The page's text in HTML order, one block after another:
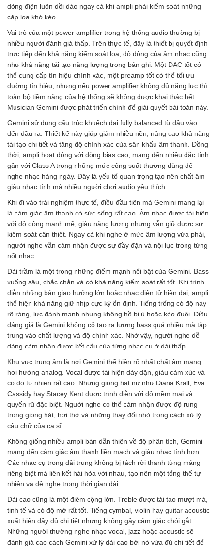
dòng điện luôn dồi dào ngay cả khi ampli phải kiểm soát những
cặp loa khó kéo.
Vai trò của một power amplifier trong hệ thống audio thường bị
nhiều người đánh giá thấp. Trên thực tế, đây là thiết bị quyết định
trực tiếp đến khả năng kiểm soát loa, độ động của âm nhạc cũng
như khả năng tái tạo năng lượng trong bản ghi. Một DAC tốt có
thể cung cấp tín hiệu chính xác, một preamp tốt có thể tối ưu
đường tín hiệu, nhưng nếu power amplifier không đủ năng lực thì
toàn bộ tiềm năng của hệ thống sẽ không được khai thác hết.
Musician Gemini được phát triển chính để giải quyết bài toán này.
Gemini sử dụng cấu trúc khuếch đại fully balanced từ đầu vào
đến đầu ra. Thiết kế này giúp giảm nhiễu nền, nâng cao khả năng
tái tạo chi tiết và tăng độ chính xác của sân khấu âm thanh. Đồng
thời, ampli hoạt động với dòng bias cao, mang đến nhiều đặc tính
gần với Class A trong những mức công suất thường dùng để
nghe nhạc hàng ngày. Đây là yếu tố quan trọng tạo nên chất âm
giàu nhạc tính mà nhiều người chơi audio yêu thích.
Khi đi vào trải nghiệm thực tế, điều đầu tiên mà Gemini mang lại
là cảm giác âm thanh có sức sống rất cao. Âm nhạc được tái hiện
với độ động mạnh mẽ, giàu năng lượng nhưng vẫn giữ được sự
kiểm soát cần thiết. Ngay cả khi nghe ở mức âm lượng vừa phải,
người nghe vẫn cảm nhận được sự đầy đặn và nội lực trong từng
nốt nhạc.
Dải trầm là một trong những điểm mạnh nổi bật của Gemini. Bass
xuống sâu, chắc chắn và có khả năng kiểm soát rất tốt. Khi trình
diễn những bản giao hưởng lớn hoặc nhạc điện tử hiện đại, ampli
thể hiện khả năng giữ nhịp cực kỳ ổn định. Tiếng trống có độ nảy
rõ ràng, lực đánh mạnh nhưng không hề bị ù hoặc kéo đuôi. Điều
đáng giá là Gemini không cố tạo ra lượng bass quá nhiều mà tập
trung vào chất lượng và độ chính xác. Nhờ vậy, người nghe dễ
dàng cảm nhận được kết cấu của từng nhạc cụ ở dải thấp.
Khu vực trung âm là nơi Gemini thể hiện rõ nhất chất âm mang
hơi hướng analog. Vocal được tái hiện dày dặn, giàu cảm xúc và
có độ tự nhiên rất cao. Những giọng hát nữ như Diana Krall, Eva
Cassidy hay Stacey Kent được trình diễn với độ mềm mại và
quyến rũ đặc biệt. Người nghe có thể cảm nhận được độ rung
trong giọng hát, hơi thở và những thay đổi nhỏ trong cách xử lý
câu chữ của ca sĩ.
Không giống nhiều ampli bán dẫn thiên về độ phân tích, Gemini
mang đến cảm giác âm thanh liền mạch và giàu nhạc tính hơn.
Các nhạc cụ trong dải trung không bị tách rời thành từng mảng
riêng biệt mà liên kết hài hòa với nhau, tạo nên một tổng thể tự
nhiên và dễ nghe trong thời gian dài.
Dải cao cũng là một điểm cộng lớn. Treble được tái tạo mượt mà,
tinh tế và có độ mở rất tốt. Tiếng cymbal, violin hay guitar acoustic
xuất hiện đầy đủ chi tiết nhưng không gây cảm giác chói gắt.
Những người thường nghe nhạc vocal, jazz hoặc acoustic sẽ
đánh giá cao cách Gemini xử lý dải cao bởi nó vừa đủ chi tiết để